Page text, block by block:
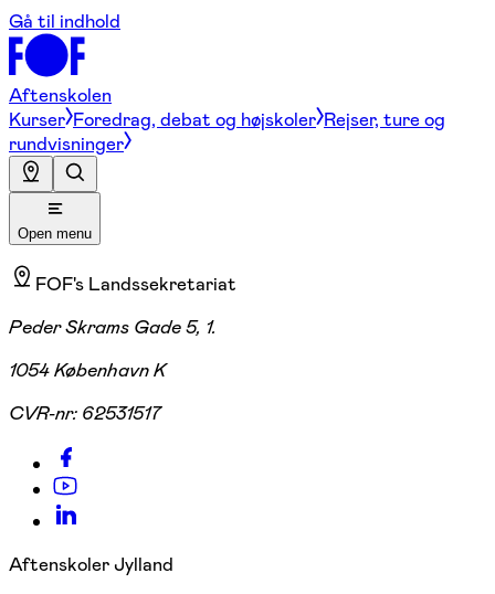
Gå til indhold
Aftenskolen
Kurser Foredrag, debat og højskoler Rejser, ture og
rundvisninger
Open menu
FOF's Landssekretariat
Peder Skrams Gade 5, 1.
1054 København K
CVR-nr: 62531517
Aftenskoler Jylland